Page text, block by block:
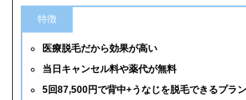
特徴
医療脱毛だから効果が高い
当日キャンセル料や薬代が無料
5回87,500円で背中+うなじを脱毛できるプラ